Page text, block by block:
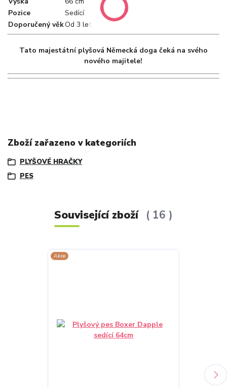
Pozice
Sedící
Doporučený věkOd 3 let
Tato majestátní plyšová Německá doga čeká na svého
nového majitele!
Zboží zařazeno v kategoriích
PLYŠOVÉ HRAČKY
PES
Související zboží 16
Akce